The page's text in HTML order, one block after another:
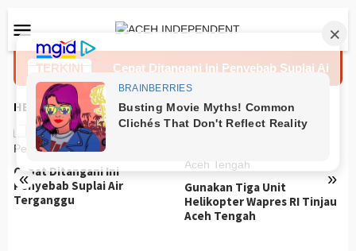
ke
kontenMobile
TERKINI Cepat Ditangani Ini Penyebab Suplai Air
HEADLINES
« »
Cepat Ditangani Ini
Penyebab Suplai Air
Terganggu
Gunakan Tiga Unit
Helikopter Wapres RI Tinjau
Aceh Tengah